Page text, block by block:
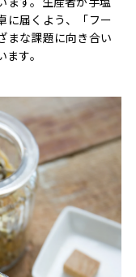
に届くよう、「フー
まな課題に向き合い
す。